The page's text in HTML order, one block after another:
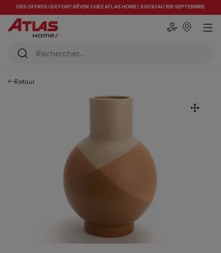
DES OFFRES QUI FONT RÊVER CHEZ ATLAS HOME ! JUSQU'AU 1ER SEPTEMBRE
Retour